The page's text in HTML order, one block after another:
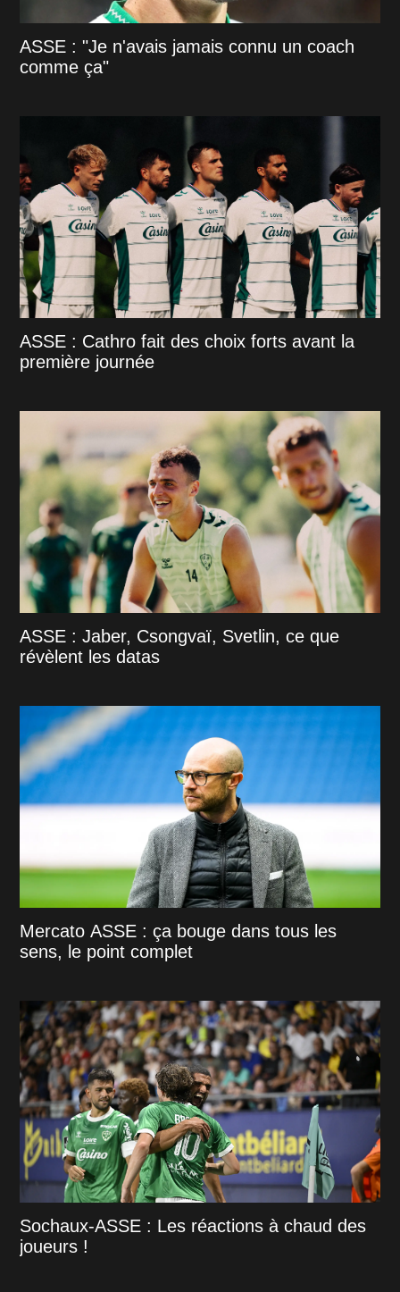
ASSE : "Je n'avais jamais connu un coach
comme ça"
ASSE : Cathro fait des choix forts avant la
première journée
ASSE : Jaber, Csongvaï, Svetlin, ce que
révèlent les datas
Mercato ASSE : ça bouge dans tous les
sens, le point complet
Sochaux-ASSE : Les réactions à chaud des
joueurs !